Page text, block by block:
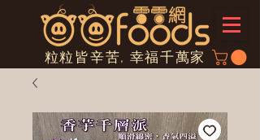
粒粒皆辛苦, 幸福千萬家